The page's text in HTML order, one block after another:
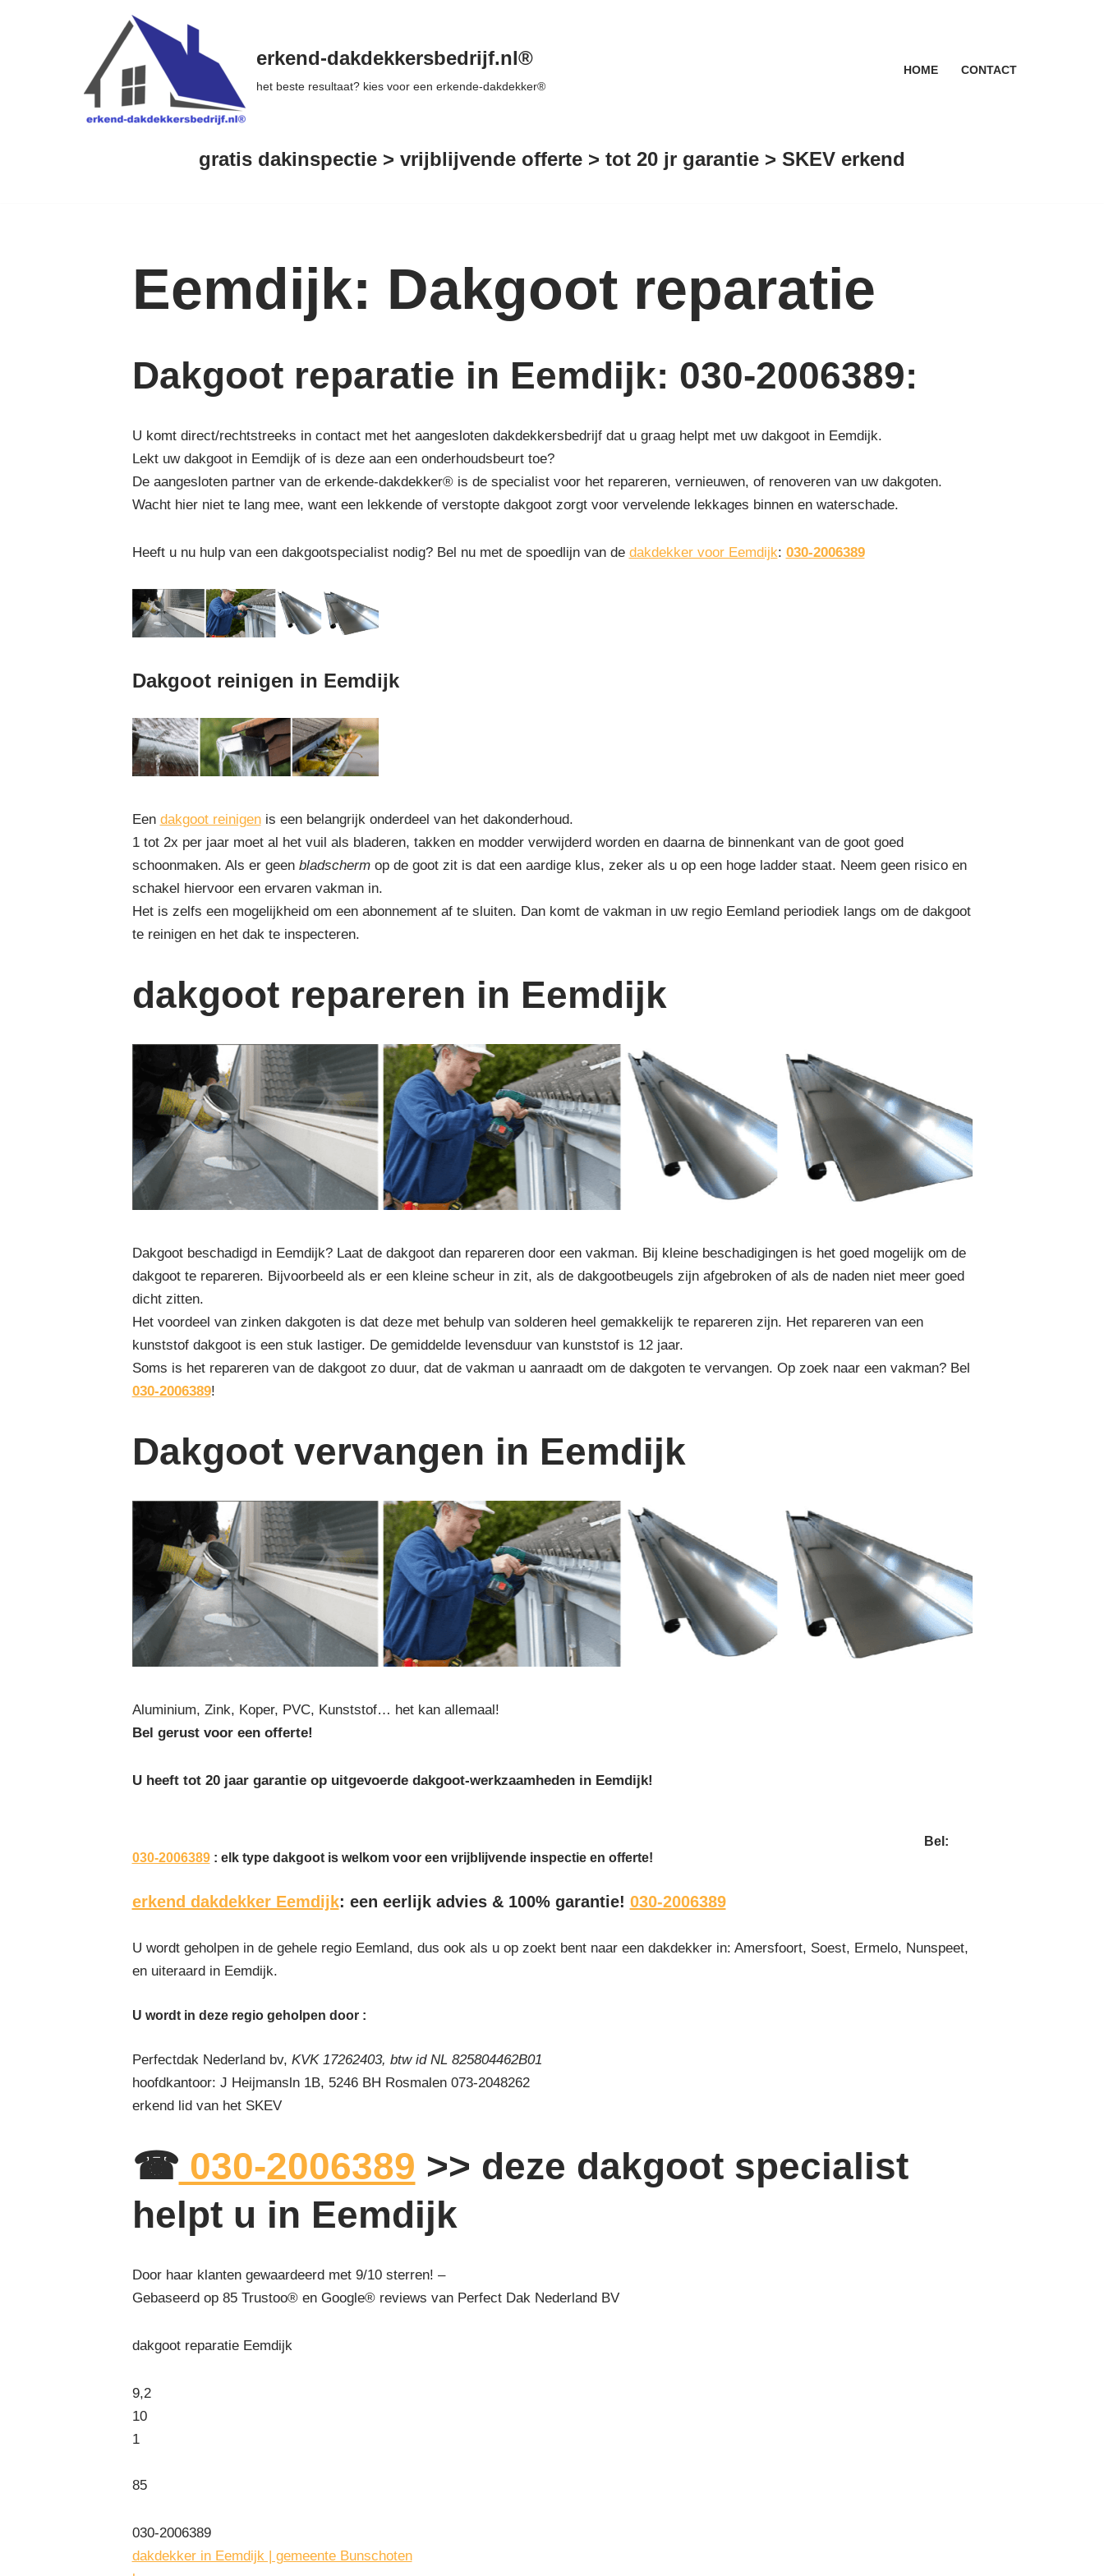
erkend-dakdekkersbedrijf.nl®
het beste resultaat? kies voor een erkende-dakdekker®
HOME CONTACT
gratis dakinspectie > vrijblijvende offerte > tot 20 jr garantie > SKEV erkend
Eemdijk: Dakgoot reparatie
Dakgoot reparatie in Eemdijk: 030-2006389:
U komt direct/rechtstreeks in contact met het aangesloten dakdekkersbedrijf dat u graag helpt met uw dakgoot in Eemdijk.
Lekt uw dakgoot in Eemdijk of is deze aan een onderhoudsbeurt toe?
De aangesloten partner van de erkende-dakdekker® is de specialist voor het repareren, vernieuwen, of renoveren van uw dakgoten.
Wacht hier niet te lang mee, want een lekkende of verstopte dakgoot zorgt voor vervelende lekkages binnen en waterschade.
Heeft u nu hulp van een dakgootspecialist nodig? Bel nu met de spoedlijn van de dakdekker voor Eemdijk: 030-2006389
Dakgoot reinigen in Eemdijk
Een dakgoot reinigenis een belangrijk onderdeel van het dakonderhoud.
1 tot 2x per jaar moet al het vuil als bladeren, takken en modder verwijderd worden en daarna de binnenkant van de goot goed
schoonmaken. Als er geen bladschermop de goot zit is dat een aardige klus, zeker als u op een hoge ladder staat. Neem geen risico en
schakel hiervoor een ervaren vakman in.
Het is zelfs een mogelijkheid om een abonnement af te sluiten. Dan komt de vakman in uw regio Eemland periodiek langs om de dakgoot
te reinigen en het dak te inspecteren.
dakgoot repareren in Eemdijk
Dakgoot beschadigd in Eemdijk? Laat de dakgoot dan repareren door een vakman. Bij kleine beschadigingen is het goed mogelijk om de
dakgoot te repareren. Bijvoorbeeld als er een kleine scheur in zit, als de dakgootbeugels zijn afgebroken of als de naden niet meer goed
dicht zitten.
Het voordeel van zinken dakgoten is dat deze met behulp van solderen heel gemakkelijk te repareren zijn. Het repareren van een
kunststof dakgoot is een stuk lastiger. De gemiddelde levensduur van kunststof is 12 jaar.
Soms is het repareren van de dakgoot zo duur, dat de vakman u aanraadt om de dakgoten te vervangen. Op zoek naar een vakman? Bel
030-2006389!
Dakgoot vervangen in Eemdijk
Aluminium, Zink, Koper, PVC, Kunststof… het kan allemaal!
Bel gerust voor een offerte!
U heeft tot 20 jaar garantie op uitgevoerde dakgoot-werkzaamheden in Eemdijk!
Bel:
030-2006389: elk type dakgoot is welkom voor een vrijblijvende inspectie en offerte!
erkend dakdekker Eemdijk: een eerlijk advies & 100% garantie! 030-2006389
U wordt geholpen in de gehele regio Eemland, dus ook als u op zoekt bent naar een dakdekker in: Amersfoort, Soest, Ermelo, Nunspeet,
en uiteraard in Eemdijk.
U wordt in deze regio geholpen door :
Perfectdak Nederland bv, KVK 17262403, btw id NL 825804462B01
hoofdkantoor: J Heijmansln 1B, 5246 BH Rosmalen 073-2048262
erkend lid van het SKEV
☎ 030-2006389 >> deze dakgoot specialist
helpt u in Eemdijk
Door haar klanten gewaardeerd met 9/10 sterren! –
Gebaseerd op 85Trustoo® en Google® reviews van Perfect Dak Nederland BV
dakgoot reparatie Eemdijk
9,2
10
1
85
030-2006389
dakdekker in Eemdijk | gemeente Bunschoten